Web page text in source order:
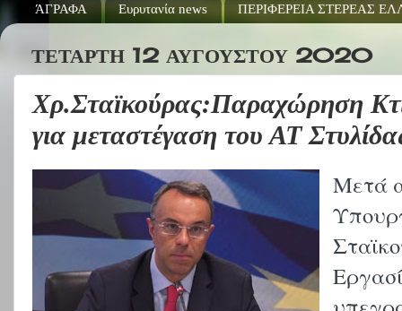
ΆΓΡΑΦΑ Ευρυτανία news ΠΕΡΙΦΕΡΕΙΑ ΣΤΕΡΕΑΣ
ΤΕΤΆΡΤΗ 12 ΑΥΓΟΎΣΤΟΥ 2020
Χρ.Σταϊκούρας:Παραχώρηση
για μεταστέγαση του ΑΤ
Μετά